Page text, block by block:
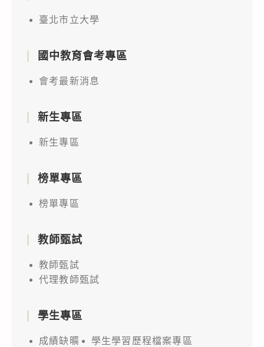
臺北市立大學
國中教育會考專區
會考最新消息
新生專區
新生專區
榜單專區
榜單專區
教師甄試
教師甄試
代理教師甄試
學生專區
成績缺曠
學生學習歷程檔案專區